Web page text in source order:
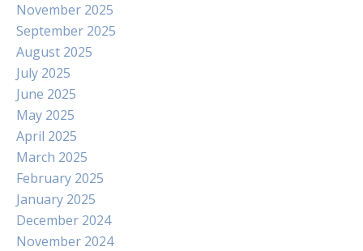
November 2025
September 2025
August 2025
July 2025
June 2025
May 2025
April 2025
March 2025
February 2025
January 2025
December 2024
November 2024